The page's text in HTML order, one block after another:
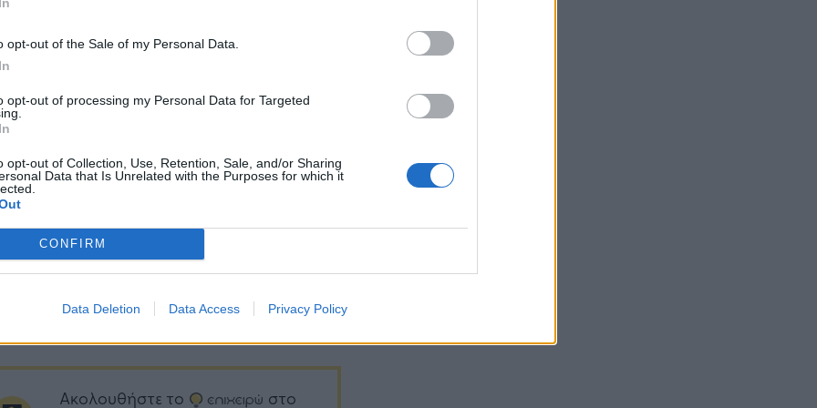
opt-out of the Sale of my Personal Data.
opt-out of processing my Personal Data for Targeted
opt-out of Collection, Use, Retention, Sale, and/or Sharing
Data that Is Unrelated with the Purposes for which it
CONFIRM
Data Deletion Data Access Privacy Policy
ενώ, παρά τα όσα ευαγγελίζονται οι εκάστοτε
μιας στάσεως και λοιπές παρόμοιες
η Ελλάδα παραμένει αφιλόξενη όχι μόνο για
και για τις ήδη υπάρχουσες επιχειρήσεις.
μας λύπη διαπιστώνουμε ότι τα ευχολόγια
συστηματικά»,
Α.Ε.- ΕΠΕ κι επισημαίνει ότι οι
μεταρρυθμίσεις που «ευαγγελίζονταν»
δεν έχουν αποδώσει σε τίποτε άλλο
σε κλείσιμο επιχειρήσεων, υψηλότατη
σκληρή φορολόγηση ελλείψει άλλων εσόδων
εξαθλίωση της ελληνικής επιχειρηματικότητας
κοινωνίας, γενικότερα.
Ακολουθήστε το στο